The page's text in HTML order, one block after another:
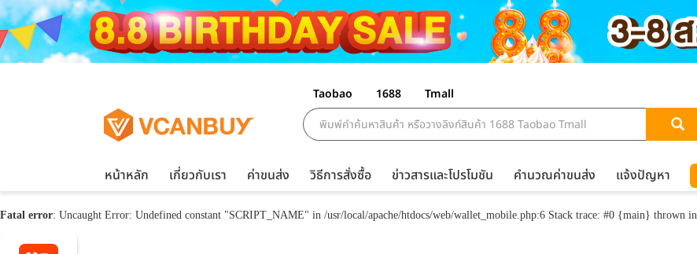
Taobao 1688 Tmall
หน้าหลัก เกี่ยวกับเรา ค่าขนส่ง วิธีการสั่งซื้อ ข่าวสารและโปรโมชัน คำนวณค่าขนส่ง แจ้งปัญหา
Fatal error: Uncaught Error: Undefined constant "SCRIPT_NAME" in /usr/local/apache/htdocs/web/wallet_mobile.php:6 Stack trace: #0 {main} thrown in